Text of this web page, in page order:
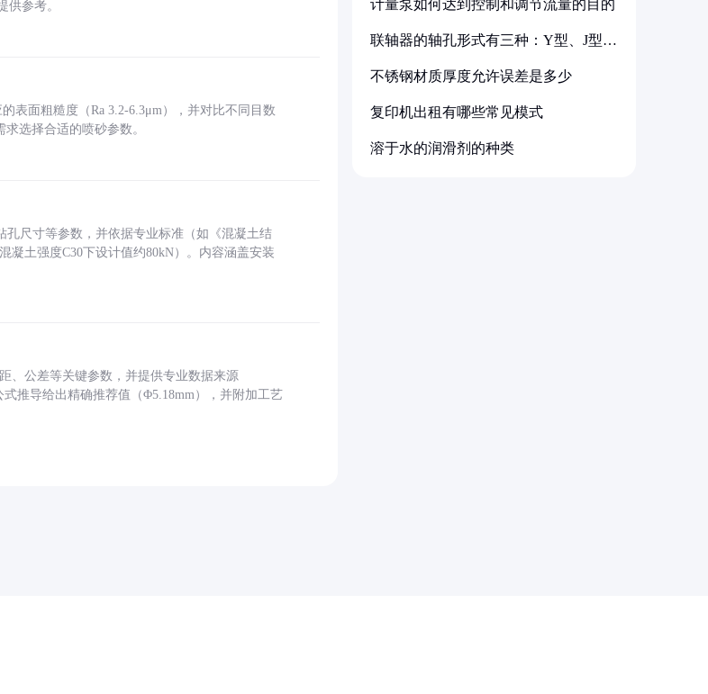
参考。
表面粗糙度（Ra 3.2-6.3μm），并对比不同目数
选择合适的喷砂参数。
尺寸等参数，并依据专业标准（如《混凝土结
凝土强度C30下设计值约80kN）。内容涵盖安装
、公差等关键参数，并提供专业数据来源
式推导给出精确推荐值（Φ5.18mm），并附加工艺
计量泵如何达到控制和调节流量的目的
联轴器的轴孔形式有三种：Y型、J型、
不锈钢材质厚度允许误差是多少
复印机出租有哪些常见模式
溶于水的润滑剂的种类